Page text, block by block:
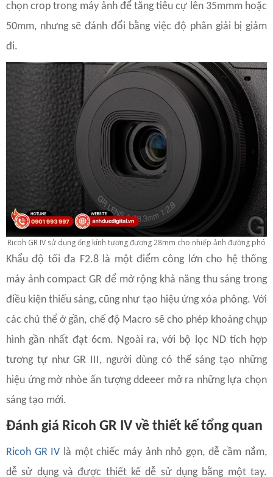
chọn crop trong máy ảnh để tăng tiêu cự lên 35mmm hoặc
50mm, nhưng sẽ đánh đổi bằng việc độ phân giải bị giảm
đi.
Ricoh GR IV sử dụng ống kính tương đương 28mm cho nhiếp ảnh đường phó
Khẩu độ tối đa F2.8 là một điểm công lớn cho hệ thống
máy ảnh compact GR để mở rộng khả năng thu sáng trong
điều kiện thiếu sáng, cũng như tạo hiệu ứng xóa phông. Với
các chủ thể ở gần, chế độ Macro sẽ cho phép khoảng chụp
hình gần nhất đạt 6cm. Ngoài ra, với bộ lọc ND tích hợp
tương tự như GR III, người dùng có thể sáng tạo những
hiệu ứng mờ nhòe ấn tượng ddeeer mở ra những lựa chọn
sáng tạo mới.
Đánh giá Ricoh GR IV về thiết kế tổng quan
Ricoh GR IV là một chiếc máy ảnh nhỏ gọn, dễ cầm nắm,
dễ sử dụng và được thiết kế dễ sử dụng bằng một tay.